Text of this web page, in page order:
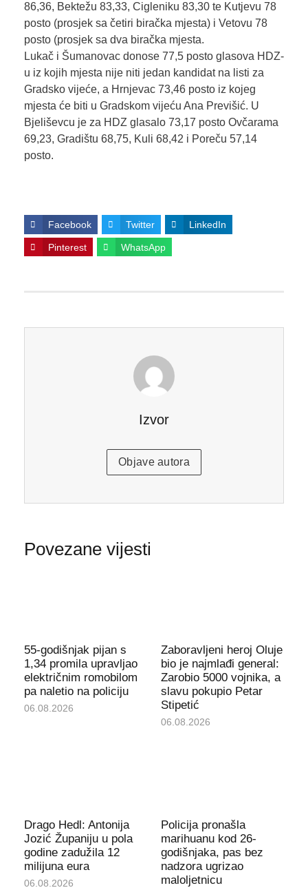
86,36, Bektežu 83,33, Cigleniku 83,30 te Kutjevu 78
posto (prosjek sa četiri biračka mjesta) i Vetovu 78
posto (prosjek sa dva biračka mjesta.
Lukač i Šumanovac donose 77,5 posto glasova HDZ-
u iz kojih mjesta nije niti jedan kandidat na listi za
Gradsko vijeće, a Hrnjevac 73,46 posto iz kojeg
mjesta će biti u Gradskom vijeću Ana Previšić. U
Bjeliševcu je za HDZ glasalo 73,17 posto Ovčarama
69,23, Gradištu 68,75, Kuli 68,42 i Poreču 57,14
posto.
Facebook Twitter LinkedIn
Pinterest WhatsApp
Izvor
Objave autora
Povezane vijesti
55-godišnjak pijan s
1,34 promila upravljao
električnim romobilom
pa naletio na policiju
06.08.2026
Zaboravljeni heroj Oluje
bio je najmlađi general:
Zarobio 5000 vojnika, a
slavu pokupio Petar
Stipetić
06.08.2026
Drago Hedl: Antonija
Jozić Županiju u pola
godine zadužila 12
milijuna eura
06.08.2026
Policija pronašla
marihuanu kod 26-
godišnjaka, pas bez
nadzora ugrizao
maloljetnicu